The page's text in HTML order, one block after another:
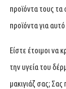
προϊόντα τους τα
προϊόντα για
Είστε έτοιμοι να
την υγεία του
μακιγιάζ σας;